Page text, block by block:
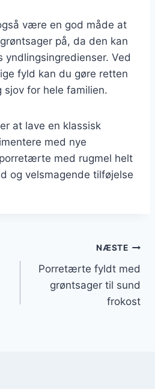
være en god måde at
på, da den kan
yndlingsingredienser. Ved
fyld kan du gøre retten
sjov for hele familien.
at lave en klassisk
med nye
med rugmel helt
og velsmagende tilføjelse
NÆSTE
Porretærte fyldt med
grøntsager til sund
frokost